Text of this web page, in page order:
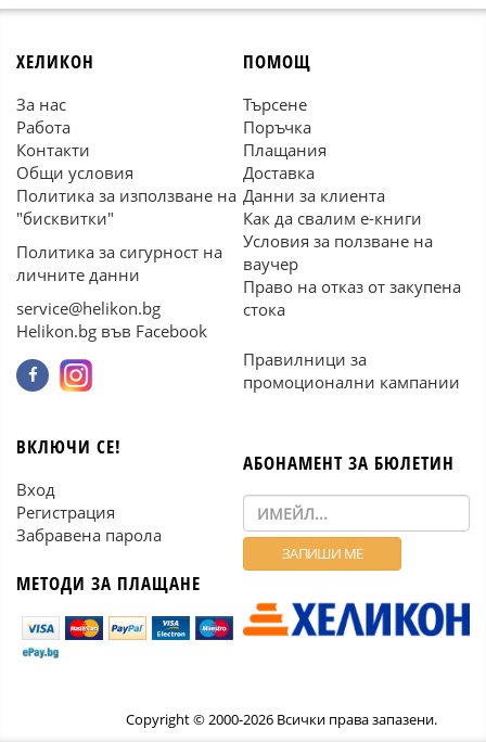
ХЕЛИКОН
За нас
Работа
Контакти
Общи условия
Политика за използване на
"бисквитки"
Политика за сигурност на
личните данни
service@helikon.bg
Helikon.bg във Facebook
ПОМОЩ
Търсене
Поръчка
Плащания
Доставка
Данни за клиента
Как да свалим е-книги
Условия за ползване на
ваучер
Право на отказ от закупена
стока
Правилници за
промоционални кампании
ВКЛЮЧИ СЕ!
Вход
Регистрация
Забравена парола
МЕТОДИ ЗА ПЛАЩАНЕ
АБОНАМЕНТ ЗА БЮЛЕТИН
Copyright © 2000-2026 Всички права запазени.